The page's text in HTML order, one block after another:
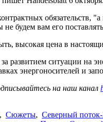
будем вам его
высокая цена в
развитием ситуации на
энергоносителей и
на наш канал
, Сюжеты, Северный